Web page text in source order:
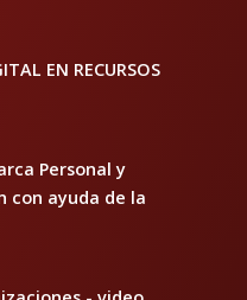
EN RECURSOS
Personal y
con ayuda de la